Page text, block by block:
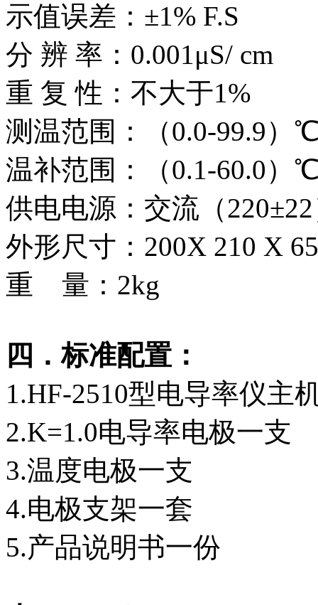
示值误差：±1% F.S
分 辨 率：0.001μS/ cm
重 复 性：不大于1%
测温范围：（0.0-99.9）
温补范围：（0.1-60.0）
供电电源：交流（
外形尺寸：200X 210 X
重 量：2kg
四．标准配置：
1.HF-2510型电导率仪主
2.K=1.0电导率电极一支
3.温度电极一支
4.电极支架一套
5.产品说明书一份